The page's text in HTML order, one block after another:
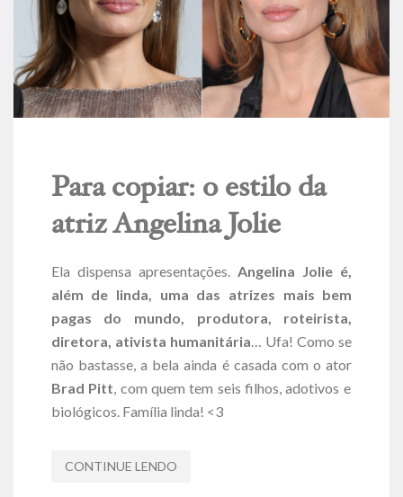
Para copiar: o estilo da
atriz Angelina Jolie
Ela dispensa apresentações.Angelina Jolie é,
além de linda, uma das atrizes mais bem
pagas do mundo, produtora, roteirista,
diretora, ativista humanitária… Ufa! Como se
não bastasse, a bela ainda é casada com o ator
Brad Pitt, com quem tem seis filhos, adotivos e
biológicos. Família linda! <3
CONTINUE LENDO